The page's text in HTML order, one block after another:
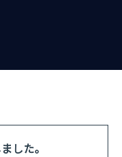
した。